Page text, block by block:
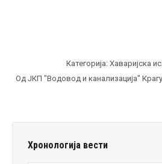
Категорија: Хаваријска
Од ЈКП "Водовод и канализација"
Хронологија вести